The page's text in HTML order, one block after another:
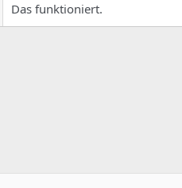
Das funktioniert.